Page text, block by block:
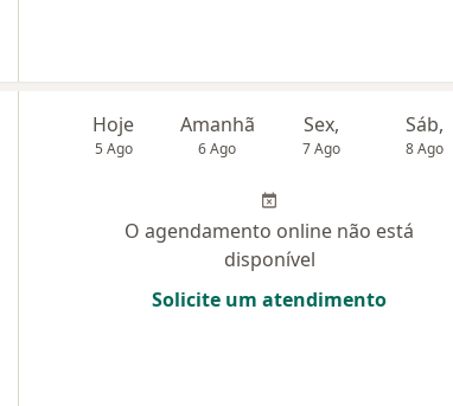
Hoje
5 Ago
Amanhã
6 Ago
Sex,
7 Ago
Sáb,
8 Ago
O agendamento online não está
disponível
Solicite um atendimento